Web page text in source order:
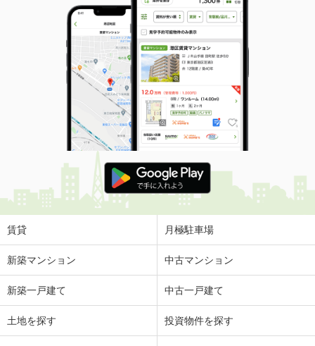
賃貸 月極駐車場
新築マンション 中古マンション
新築一戸建て 中古一戸建て
土地を探す 投資物件を探す